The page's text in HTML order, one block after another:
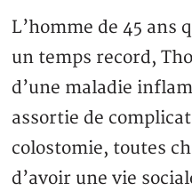
L’homme de 45 ans
un temps record,
d’une maladie
assortie de
colostomie, toutes
d’avoir une vie